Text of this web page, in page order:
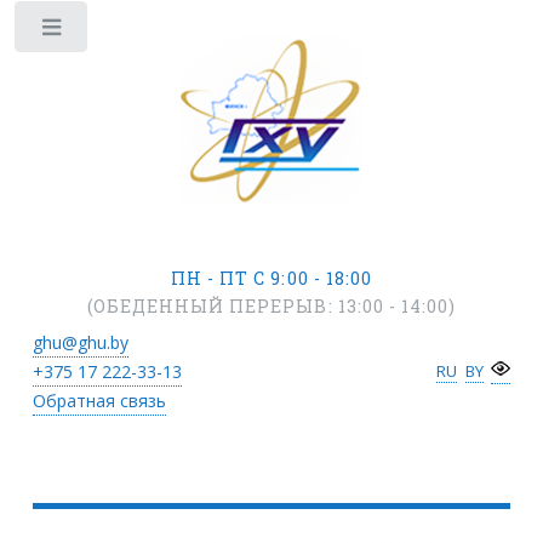
ПН - ПТ С 9:00 - 18:00
(ОБЕДЕННЫЙ ПЕРЕРЫВ: 13:00 - 14:00)
ghu@ghu.by
+375 17222-33-13
Обратная связь
RU BY